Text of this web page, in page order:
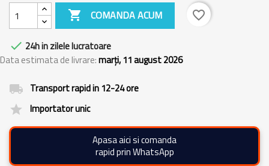
 COMANDA ACUM favorite_border
 24h in zilele lucratoare
Data estimata de livrare:marți, 11 august 2026
local_shipping Transport rapid in 12-24 ore
grade Importator unic
Apasa aici si comanda
rapid prin WhatsApp